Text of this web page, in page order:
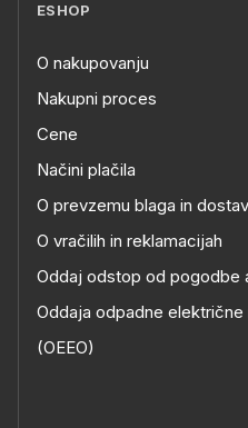
ESHOP
O nakupovanju
Nakupni proces
Cene
Načini plačila
O prevzemu blaga in
O vračilih in reklamacijah
Oddaj odstop od pogodbe
Oddaja odpadne
(OEEO)